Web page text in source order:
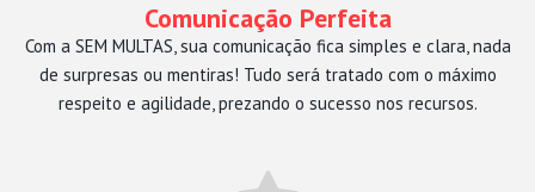
Comunicação Perfeita
Com a SEM MULTAS, sua comunicação fica simples e clara, nada
de surpresas ou mentiras! Tudo será tratado com o máximo
respeito e agilidade, prezando o sucesso nos recursos.